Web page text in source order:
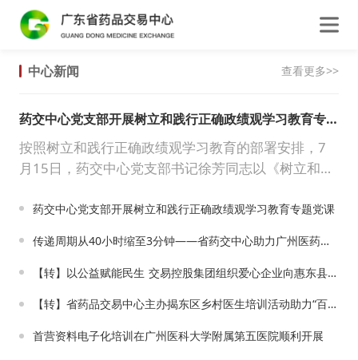
中心新闻 查看更多>>
药交中心党支部开展树立和践行正确政绩观学习教育专题党课
按照树立和践行正确政绩观学习教育的部署安排，7
月15日，药交中心党支部书记徐芳同志以《树立和践
题，为公司全体党员干部讲授专题党课，认真学习贯
药交中心党支部开展树立和践行正确政绩观学习教育专题党课
传递周期从40小时缩至3分钟——省药交中心助力广州医药构建药品流通质量数字化管理体系跑出加速度
【转】以公益赋能民生 交易控股集团组织爱心企业向惠东县捐赠医疗物资
【转】省药品交易中心主办揭东区乡村医生培训活动助力“百千万工程”
首营资料电子化培训在广州医科大学附属第五医院顺利开展